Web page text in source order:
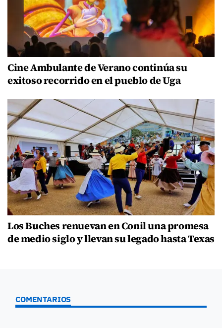
Cine Ambulante de Verano continúa su
exitoso recorrido en el pueblo de Uga
Los Buches renuevan en Conil una promesa
de medio siglo y llevan su legado hasta Texas
COMENTARIOS